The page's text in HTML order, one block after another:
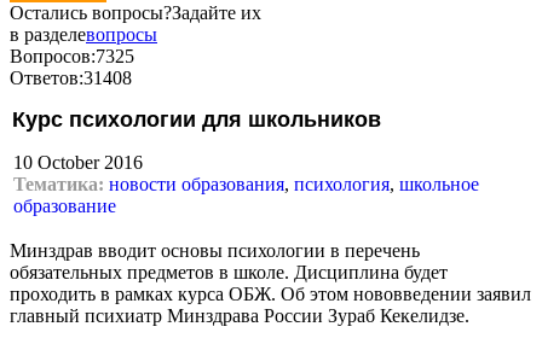
Остались вопросы?Задайте их
в разделевопросы
Вопросов:7325
Ответов:31408
Курс психологии для школьников
10 October 2016
Тематика: новости образования, психология, школьное
образование
Минздрав вводит основы психологии в перечень
обязательных предметов в школе. Дисциплина будет
проходить в рамках курса ОБЖ. Об этом нововведении заявил
главный психиатр Минздрава России Зураб Кекелидзе.